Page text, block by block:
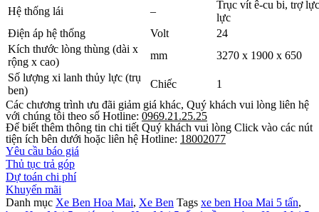
Hệ thống lái
–
Trục vít ê-cu bi, trợ
lực
Điện áp hệ thống
Volt
24
Kích thước lòng thùng (dài x
rộng x cao)
mm
3270 x 1900 x 650
Số lượng xi lanh thủy lực (trụ
ben)
Chiếc
1
Các chương trình ưu đãi giảm giá khác, Quý khách vui lòng liên hệ
với chúng tôi theo số Hotline: 0969.21.25.25
Để biết thêm thông tin chi tiết Quý khách vui lòng Click vào các nút
tiện ích bên dưới hoặc liên hệ Hotline: 18002077
Yêu cầu báo giá
Thủ tục trả góp
Dự toán chi phí
Khuyến mãi
Danh mục Xe Ben Hoa Mai, Xe Ben Tags xe ben Hoa Mai 5 tấn,